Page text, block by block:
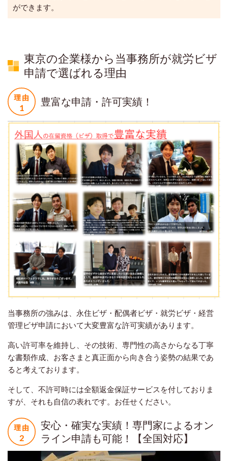
ができます。
東京の企業様から当事務所が就労ビザ
申請で選ばれる理由
豊富な申請・許可実績！
当事務所の強みは、永住ビザ・配偶者ビザ・就労ビザ・経営
管理ビザ申請において大変豊富な許可実績があります。
高い許可率を維持し、その技術、専門性の高さからなる丁寧
な書類作成、お客さまと真正面から向き合う姿勢の結果であ
ると考えております。
そして、不許可時には全額返金保証サービスを付しておりま
すが、それも自信の表れです。お任せください。
安心・確実な実績！専門家によるオン
ライン申請も可能！【全国対応】